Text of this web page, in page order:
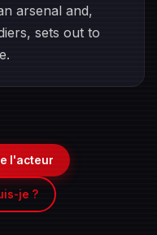
arsenal and,
sets out to
l'acteur
je ?